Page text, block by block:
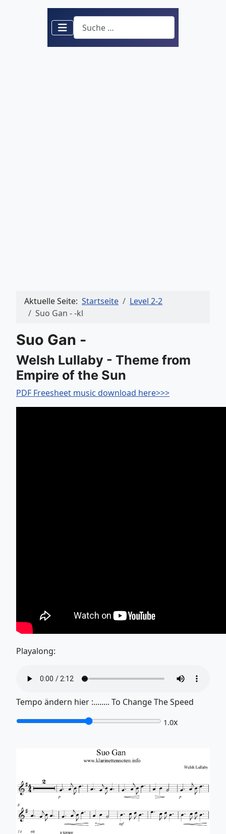
Suchen
Aktuelle Seite: Startseite
Level 2-2
Suo Gan - -kl
Suo Gan -
Welsh Lullaby - Theme from
Empire of the Sun
PDF Freesheet music download here>>>
Playalong:
Tempo ändern hier :........ To Change The Speed
1.0x